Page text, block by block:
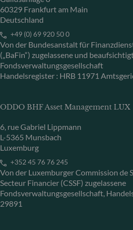
60329 Frankfurt am Main
Deutschland
+49 (0) 69 920 50 0
Von der Bundesanstalt für
(„BaFin“) zugelassene und
Fondsverwaltungsgesellschaft
Handelsregister : HRB 11971
ODDO BHF Asset Management LUX
6, rue Gabriel Lippmann
L-5365 Munsbach
Luxemburg
+352 45 76 76 245
Von der Luxemburger Commission de
Secteur Financier (CSSF) zugelassene
Fondsverwaltungsgesellschaft,
29891